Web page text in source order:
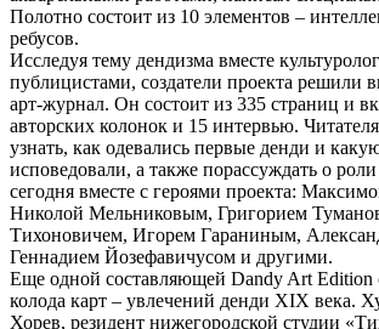
Полотно состоит из 10 элементов –
ребусов.
Исследуя тему дендизма вместе
публицистами, создатели проекта решили
арт-журнал. Он состоит из 335 страниц и
авторских колонок и 15 интервью.
узнать, как одевались первые денди и
исповедовали, а также порассуждать о
сегодня вместе с героями проекта:
Николой Мельниковым, Григорием
Тихоновичем, Игорем Гараниным,
Геннадием Йозефавичусом и другими.
Еще одной составляющей Dandy Art Edition
колода карт – увлечений денди XIX века.
Хорев, резидент нижегородской студии